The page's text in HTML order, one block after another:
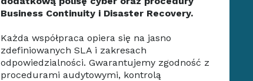
Business Continuity i Disaster Recovery.
Każda współpraca opiera się na jasno
zdefiniowanych SLA i zakresach
odpowiedzialności. Gwarantujemy zgodność z
procedurami audytowymi, kontrolą